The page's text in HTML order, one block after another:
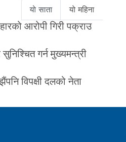
यो साता
यो महिना
आरोपी गिरी पक्राउ
गर्न मुख्यमन्त्री
विपक्षी दलको नेता